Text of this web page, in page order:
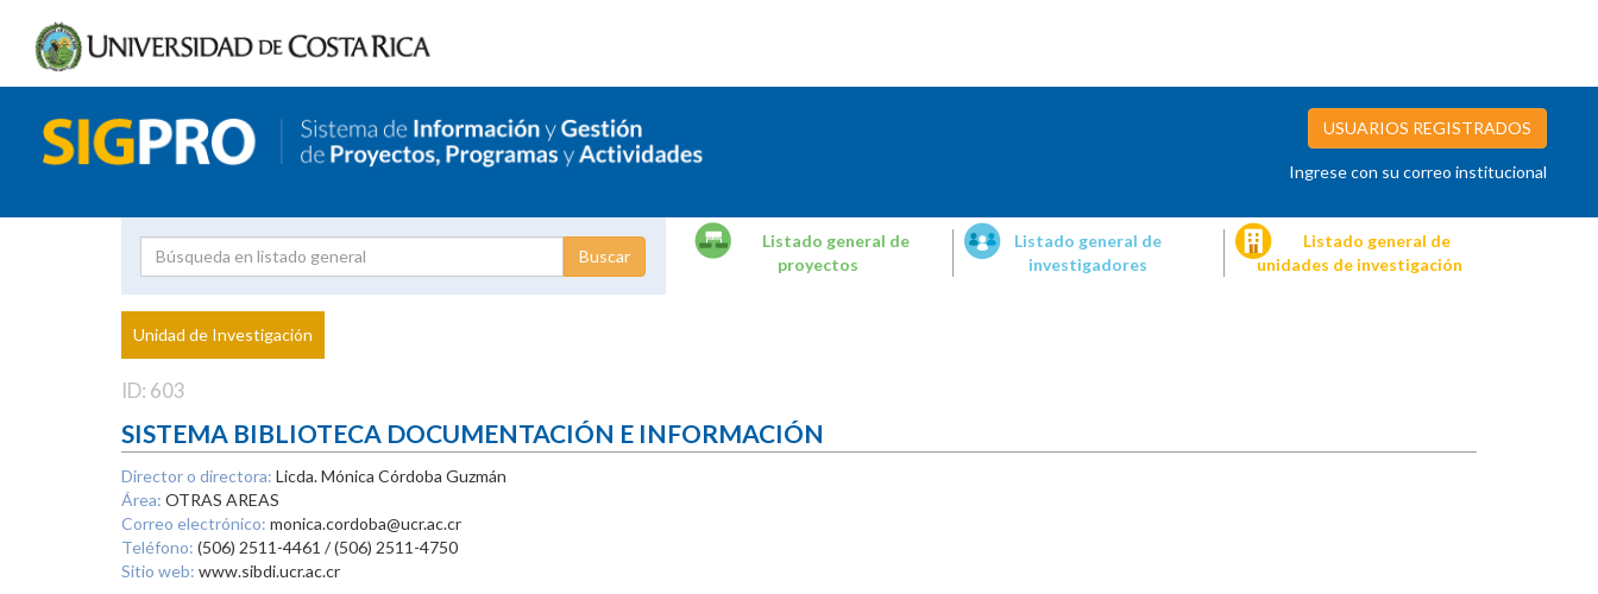
USUARIOS REGISTRADOS
Ingrese con su correo institucional
Proyecto
Investigador
Listado general de
proyectos
Listado general de
investigadores
Listado general de
unidades de investigación
Unidad de Investigación
ID: 603
SISTEMA BIBLIOTECA DOCUMENTACIÓN E INFORMACIÓN
Director o directora: Licda. Mónica Córdoba Guzmán
Área: OTRAS AREAS
Correo electrónico: monica.cordoba@ucr.ac.cr
Teléfono: (506) 2511-4461 / (506) 2511-4750
Sitio web: www.sibdi.ucr.ac.cr